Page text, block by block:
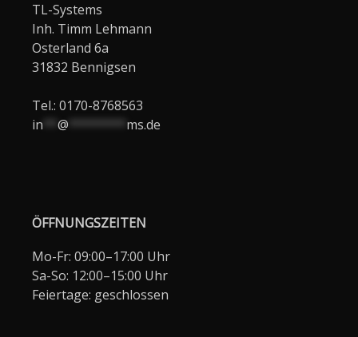
TL-Systems
Inh. Timm Lehmann
Osterland 6a
31832 Bennigsen
Tel.: 0170-8768563
in
@ ms.de
ÖFFNUNGSZEITEN
Mo-Fr: 09:00–17:00 Uhr
Sa-So: 12:00–15:00 Uhr
Feiertage: geschlossen